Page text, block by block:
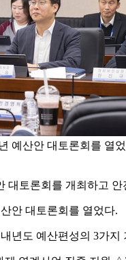
예산안 대토론회를 열
토론회를 개최하고
안 대토론회를 열었다.
년도 예산편성의 3가지